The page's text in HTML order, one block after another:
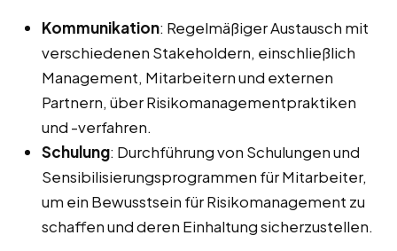
Kommunikation: Regelmäßiger Austausch mit
verschiedenen Stakeholdern, einschließlich
Management, Mitarbeitern und externen
Partnern, über Risikomanagementpraktiken
und -verfahren.
Schulung: Durchführung von Schulungen und
Sensibilisierungsprogrammen für Mitarbeiter,
um ein Bewusstsein für Risikomanagement zu
schaffen und deren Einhaltung sicherzustellen.